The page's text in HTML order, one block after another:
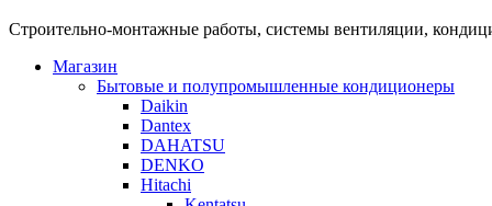
Строительно-монтажные работы, системы вентиляции,
Магазин
Бытовые и полупромышленные кондиционеры
Daikin
Dantex
DAHATSU
DENKO
Hitachi